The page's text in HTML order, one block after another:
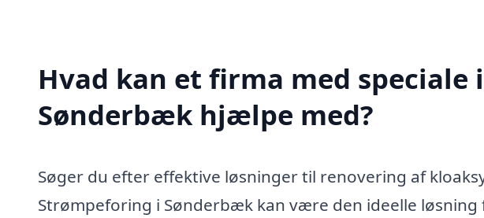
Hvad kan et firma med
Sønderbæk hjælpe med?
Søger du efter effektive løsninger til renovering af
Strømpeforing i Sønderbæk kan være den ideelle